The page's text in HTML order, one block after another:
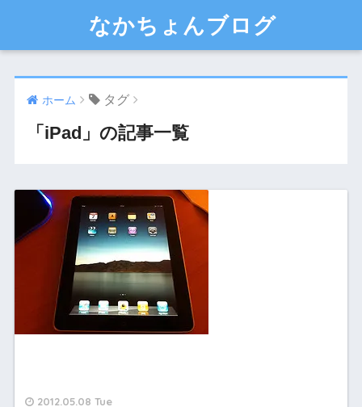
なかちょんブログ
ホーム タグ
「iPad」の記事一覧
2012.05.08 Tue